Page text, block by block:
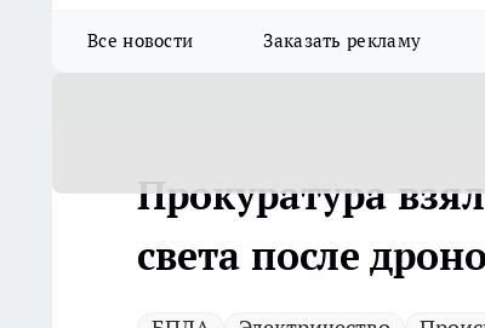
Все новости Заказать рекламу
Прокуратура
света после